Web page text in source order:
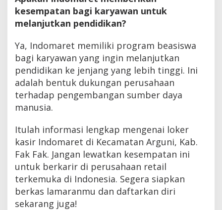
kesempatan bagi karyawan untuk
melanjutkan pendidikan?
Ya, Indomaret memiliki program beasiswa
bagi karyawan yang ingin melanjutkan
pendidikan ke jenjang yang lebih tinggi. Ini
adalah bentuk dukungan perusahaan
terhadap pengembangan sumber daya
manusia.
Itulah informasi lengkap mengenai loker
kasir Indomaret di Kecamatan Arguni, Kab.
Fak Fak. Jangan lewatkan kesempatan ini
untuk berkarir di perusahaan retail
terkemuka di Indonesia. Segera siapkan
berkas lamaranmu dan daftarkan diri
sekarang juga!